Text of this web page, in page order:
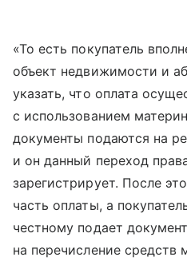
«То есть покупатель
объект недвижимости и
указать, что оплата
с использованием
документы подаются на
и он данный переход
зарегистрирует. После
часть оплаты, а
честному подает
на перечисление средств